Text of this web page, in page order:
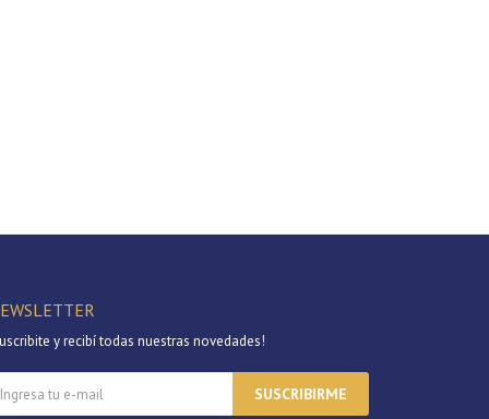
y recibí todas nuestras novedades!
SUSCRIBIRME